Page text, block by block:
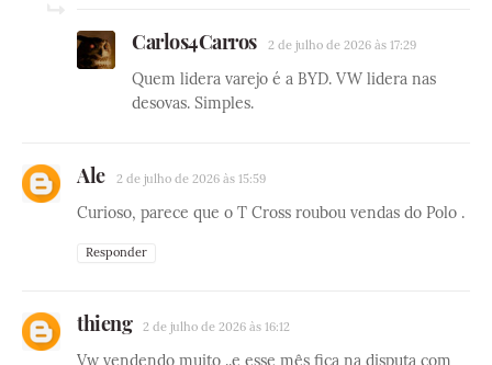
Carlos4Carros 2 de julho de 2026 às 17:29
Quem lidera varejo é a BYD. VW lidera nas
desovas. Simples.
Ale 2 de julho de 2026 às 15:59
Curioso, parece que o T Cross roubou vendas do Polo .
Responder
thieng 2 de julho de 2026 às 16:12
Vw vendendo muito ..e esse mês fica na disputa com